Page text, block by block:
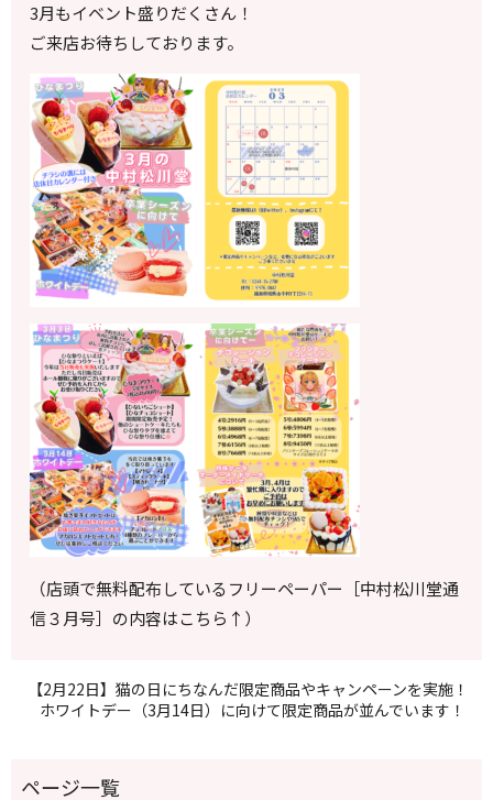
3月もイベント盛りだくさん！
ご来店お待ちしております。
（店頭で無料配布しているフリーペーパー［中村松川堂通
信３月号］の内容はこちら ↑ ）
【2月22日】猫の日にちなんだ限定商品やキャンペーンを実施！
ホワイトデー（3月14日）に向けて限定商品が並んでいます！